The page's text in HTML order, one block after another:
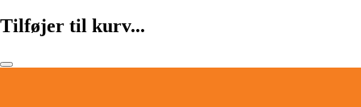
Tilføjer til kurv...